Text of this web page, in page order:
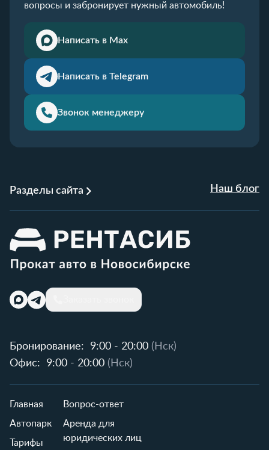
вопросы и забронирует нужный автомобиль!
Написать в Max
Написать в Telegram
Звонок менеджеру
Разделы сайта Наш блог
Бронирование: 9:00 - 20:00 (Нск)
Офис:
9:00 - 20:00 (Нск)
Главная
Автопарк
Тарифы
Вопрос-ответ
Аренда для
юридических лиц